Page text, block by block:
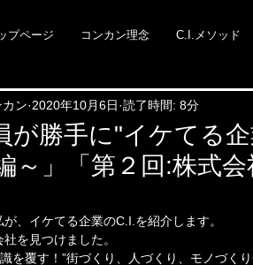
プページ コンカン理念 C.I.メソッド
が勝手に"イケてる
～」「第２回:株式
ン 2020年10月6日 読了時間: 8分
、イケてる企業のC.I.を紹介します。
を見つけました。
を覆す！”街づくり、人づくり、モノづく